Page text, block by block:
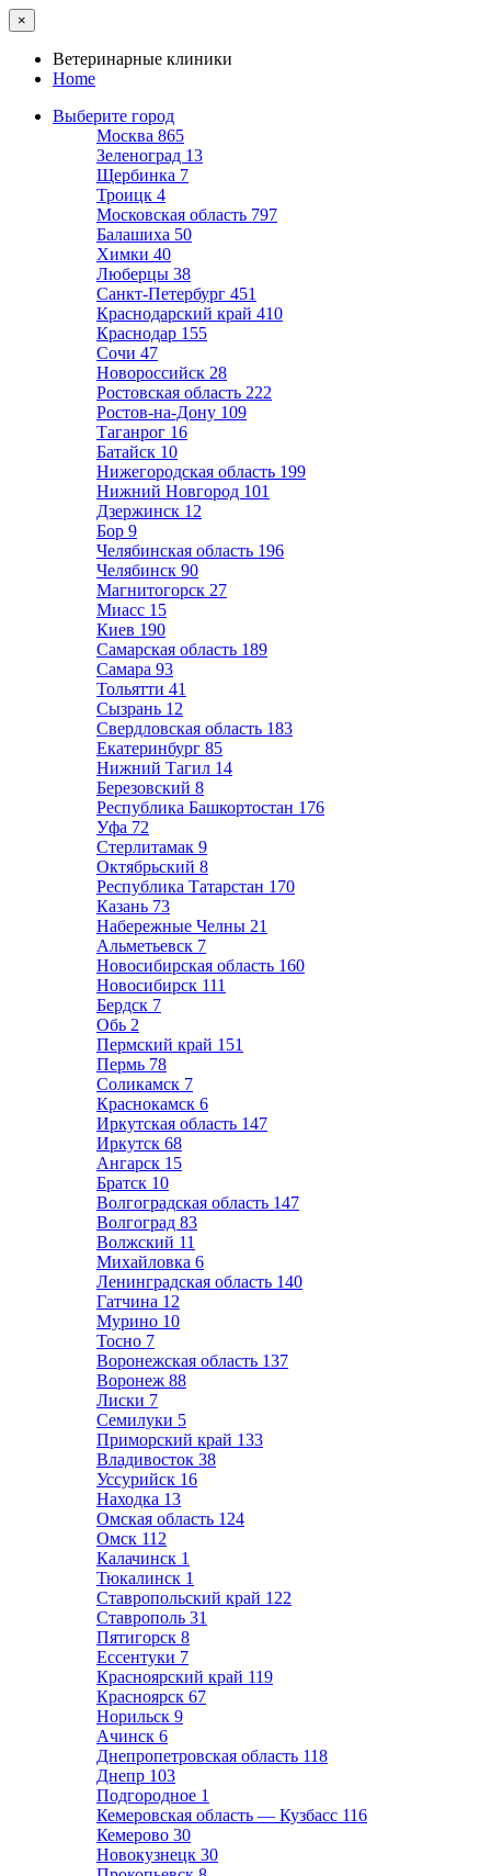
×
Ветеринарные клиники
Home
Выберите город
Москва 865
Зеленоград 13
Щербинка 7
Троицк 4
Московская область 797
Балашиха 50
Химки 40
Люберцы 38
Санкт-Петербург 451
Краснодарский край 410
Краснодар 155
Сочи 47
Новороссийск 28
Ростовская область 222
Ростов-на-Дону 109
Таганрог 16
Батайск 10
Нижегородская область 199
Нижний Новгород 101
Дзержинск 12
Бор 9
Челябинская область 196
Челябинск 90
Магнитогорск 27
Миасс 15
Киев 190
Самарская область 189
Самара 93
Тольятти 41
Сызрань 12
Свердловская область 183
Екатеринбург 85
Нижний Тагил 14
Березовский 8
Республика Башкортостан 176
Уфа 72
Стерлитамак 9
Октябрьский 8
Республика Татарстан 170
Казань 73
Набережные Челны 21
Альметьевск 7
Новосибирская область 160
Новосибирск 111
Бердск 7
Обь 2
Пермский край 151
Пермь 78
Соликамск 7
Краснокамск 6
Иркутская область 147
Иркутск 68
Ангарск 15
Братск 10
Волгоградская область 147
Волгоград 83
Волжский 11
Михайловка 6
Ленинградская область 140
Гатчина 12
Мурино 10
Тосно 7
Воронежская область 137
Воронеж 88
Лиски 7
Семилуки 5
Приморский край 133
Владивосток 38
Уссурийск 16
Находка 13
Омская область 124
Омск 112
Калачинск 1
Тюкалинск 1
Ставропольский край 122
Ставрополь 31
Пятигорск 8
Ессентуки 7
Красноярский край 119
Красноярск 67
Норильск 9
Ачинск 6
Днепропетровская область 118
Днепр 103
Подгородное 1
Кемеровская область — Кузбасс 116
Кемерово 30
Новокузнецк 30